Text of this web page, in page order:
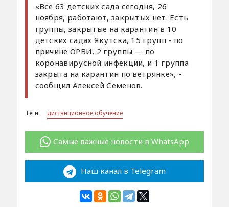
«Все 63 детских сада сегодня, 26
ноября, работают, закрытых нет. Есть
группы, закрытые на карантин в 10
детских садах Якутска, 15 групп - по
причине ОРВИ, 2 группы — по
коронавирусной инфекции, и 1 группа
закрыта на карантин по ветрянке», -
сообщил Алексей Семенов.
Теги: дистанционное обучение
Самые важные новости в WhatsApp
Наш канал в Telegram